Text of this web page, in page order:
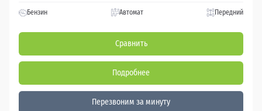
Бензин Автомат Передний
Сравнить
Подробнее
Перезвоним за минуту